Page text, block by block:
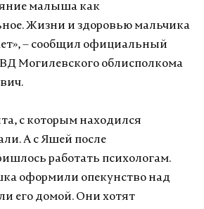
малыша как
Жизни и здоровью мальчика
– сообщил официальный
Могилевского облисполкома
с которым находился
А с Яшей после
работать психологам.
оформили опекунство над
его домой. Они хотят